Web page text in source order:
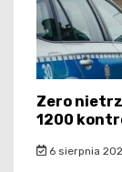
Zero
1200
6 sierpnia